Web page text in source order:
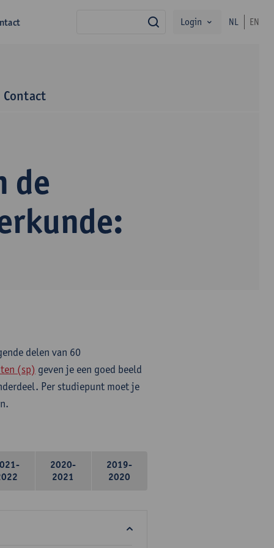
zoekLogin NL EN
Contact
de
delen van 60
(sp) geven je een goed beeld
Per studiepunt moet je
2020-
2021
2019-
2020